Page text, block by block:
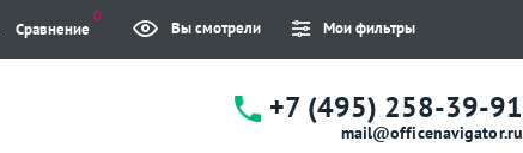
Сравнение
0
Вы смотрели Мои фильтры
+7 (495) 258-39-91
mail@officenavigator.ru